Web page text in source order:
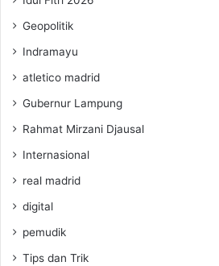
Geopolitik
Indramayu
atletico madrid
Gubernur Lampung
Rahmat Mirzani Djausal
Internasional
real madrid
digital
pemudik
Tips dan Trik